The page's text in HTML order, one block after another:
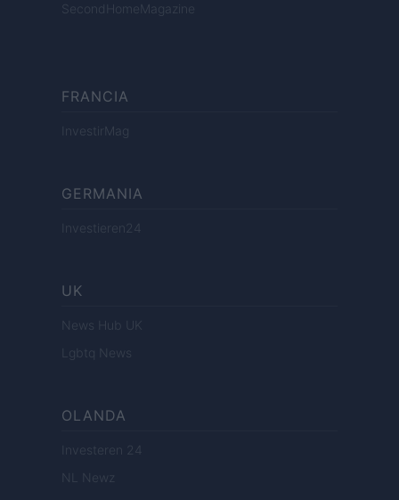
SecondHomeMagazine
FRANCIA
InvestirMag
GERMANIA
Investieren24
UK
News Hub UK
Lgbtq News
OLANDA
Investeren 24
NL Newz